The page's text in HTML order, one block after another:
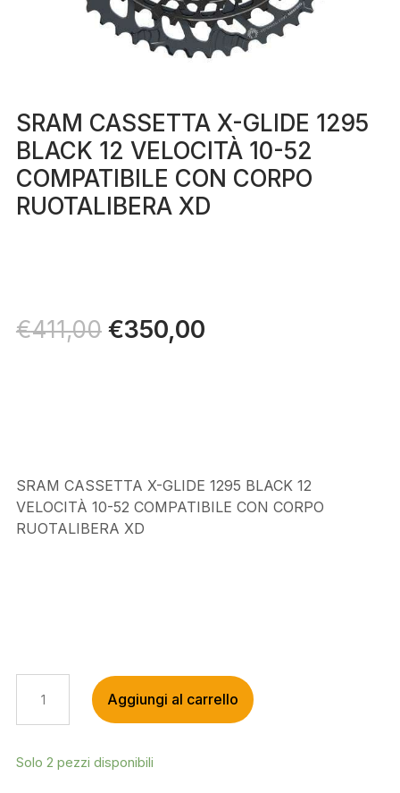
SRAM CASSETTA X-GLIDE 1295
BLACK 12 VELOCITÀ 10-52
COMPATIBILE CON CORPO
RUOTALIBERA XD
€411,00 Il
prezzo
€350,00Il
SRAM CASSETTA X-GLIDE 1295 BLACK 12
VELOCITÀ 10-52 COMPATIBILE CON CORPO
RUOTALIBERA XD
CASSETTA
X-
1295
Aggiungi al carrello
Solo 2 pezzi disponibili